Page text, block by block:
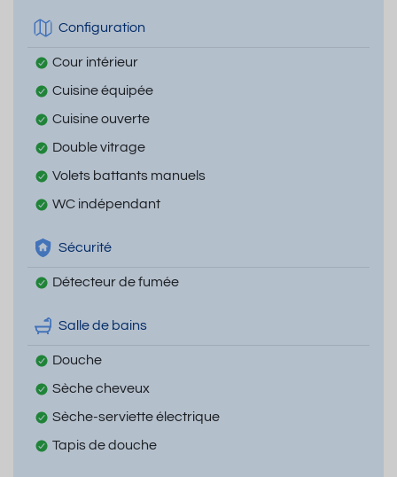
Configuration
Cour intérieur
Cuisine équipée
Cuisine ouverte
Double vitrage
Volets battants manuels
WC indépendant
Sécurité
Détecteur de fumée
Salle de bains
Douche
Sèche cheveux
Sèche-serviette électrique
Tapis de douche